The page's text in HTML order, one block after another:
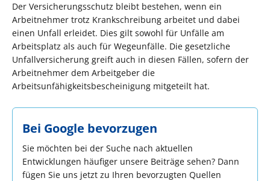
Der Versicherungsschutz bleibt bestehen, wenn ein
Arbeitnehmer trotz Krankschreibung arbeitet und dabei
einen Unfall erleidet. Dies gilt sowohl für Unfälle am
Arbeitsplatz als auch für Wegeunfälle. Die gesetzliche
Unfallversicherung greift auch in diesen Fällen, sofern der
Arbeitnehmer dem Arbeitgeber die
Arbeitsunfähigkeitsbescheinigung mitgeteilt hat​.
Bei Google bevorzugen
Sie möchten bei der Suche nach aktuellen
Entwicklungen häufiger unsere Beiträge sehen? Dann
fügen Sie uns jetzt zu Ihren bevorzugten Quellen